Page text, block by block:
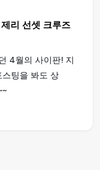
리 선셋 크루즈
4월의 사이판! 지
팅을 봐도 상